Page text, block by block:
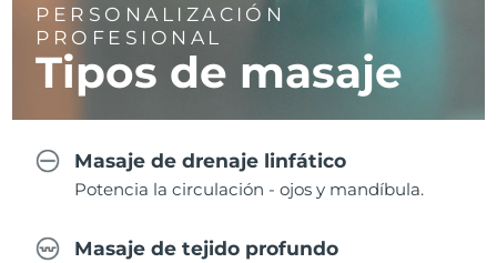
PERSONALIZACIÓN
PROFESIONAL
Tipos de masaje
Masaje de drenaje linfático
Potencia la circulación - ojos y mandíbula.
Masaje de tejido profundo